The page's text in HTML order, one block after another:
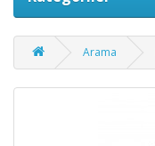
Arama